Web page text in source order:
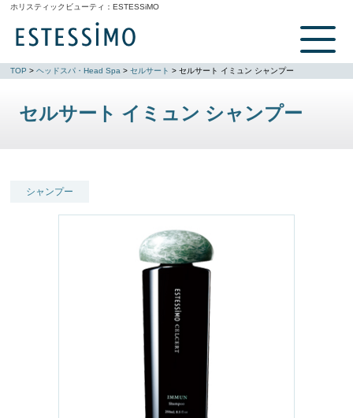
ホリスティックビューティ：ESTESSiMO
TOP >ヘッドスパ・Head Spa >セルサート > セルサート イミュン シャンプー
セルサート イミュン シャンプー
シャンプー